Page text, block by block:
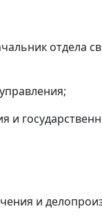
отдела
и
и